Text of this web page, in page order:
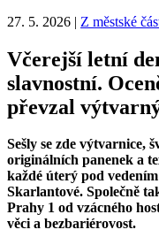
27. 5. 2026 | Z městské
Včerejší letní
slavnostní.
převzal
Sešly se zde výtvarnice,
originálních panenek a
každé úterý pod
Skarlantové. Společně
Prahy 1 od vzácného
věci a bezbariérovost.